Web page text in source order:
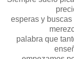
esperas y
palabra que